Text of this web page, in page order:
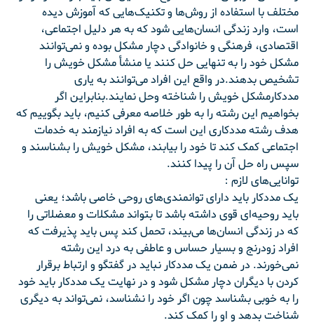
مختلف با استفاده از روش‌ها و تکنیک‌هایی که آموزش دیده
است، وارد زندگی انسان‌هایی شود که به هر دلیل اجتماعی،
اقتصادی، فرهنگی و خانوادگی دچار مشکل بوده و نمی‌توانند
مشکل خود را به تنهایی حل کنند یا منشأ مشکل خویش را
تشخیص بدهند.در واقع این افراد می‌توانند به یاری
مددکارمشکل خویش را شناخته وحل نمایند.بنابراین اگر
بخواهیم این رشته را به طور خلاصه معرفی کنیم، باید بگوییم که
هدف رشته مددکاری این است که به افراد نیازمند به خدمات
اجتماعی کمک کند تا خود را بیابند، مشکل خویش را بشناسند و
سپس راه حل آن را پیدا کنند.
توانایی‌های‌ لازم :
یک‌ مددکار باید دارای‌ توانمندی‌های‌ روحی‌ خاصی‌ باشد؛ یعنی
باید روحیه‌ای‌ قوی‌ داشته‌ باشد تا بتواند مشکلات‌ و معضلاتی‌ را
که‌ در زندگی‌ انسان‌ها می‌بیند، تحمل‌ کند پس‌ باید پذیرفت‌ که‌
افراد زودرنج‌ و بسیار حساس‌ و عاطفی‌ به‌ درد این‌ رشته‌
نمی‌خورند. در ضمن‌ یک‌ مددکار نباید در گفتگو و ارتباط‌ برقرار
کردن‌ با دیگران‌ دچار مشکل‌ شود و در نهایت‌ یک‌ مددکار باید خود
را به‌ خوبی‌ بشناسد چون‌ اگر خود را نشناسد، نمی‌تواند به‌ دیگری‌
شناخت‌ بدهد و او را کمک‌ کند.